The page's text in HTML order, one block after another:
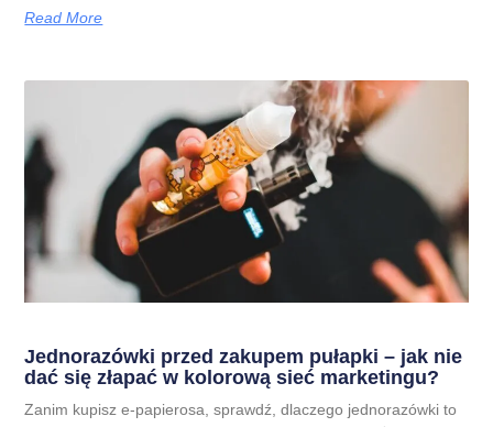
Read More
Jednorazówki przed zakupem pułapki – jak nie
dać się złapać w kolorową sieć marketingu?
Zanim kupisz e-papierosa, sprawdź, dlaczego jednorazówki to